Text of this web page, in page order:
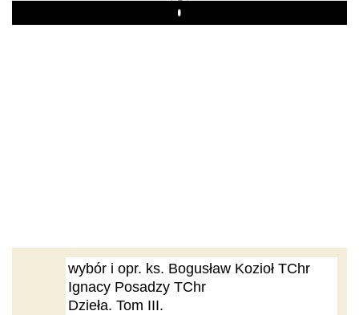
Play
wybór i opr. ks. Bogusław Kozioł TChr
Ignacy Posadzy TChr
Dzieła. Tom III.